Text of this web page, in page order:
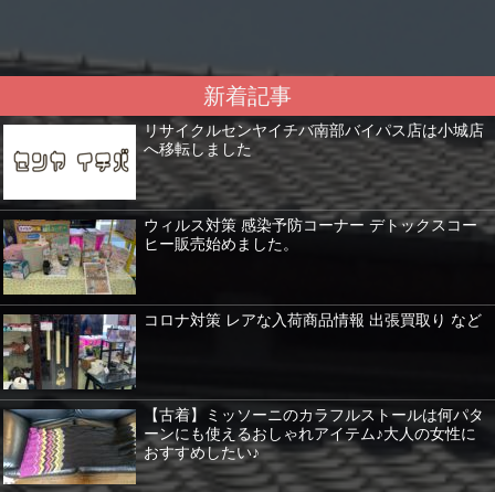
新着記事
リサイクルセンヤイチバ南部バイパス店は小城店
へ移転しました
ウィルス対策 感染予防コーナー デトックスコー
ヒー販売始めました。
コロナ対策 レアな入荷商品情報 出張買取り など
【古着】ミッソーニのカラフルストールは何パタ
ーンにも使えるおしゃれアイテム♪大人の女性に
おすすめしたい♪